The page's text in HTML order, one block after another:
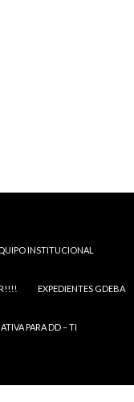
INSTITUCIONAL
EXPEDIENTES GDEBA
PARA DD – TI